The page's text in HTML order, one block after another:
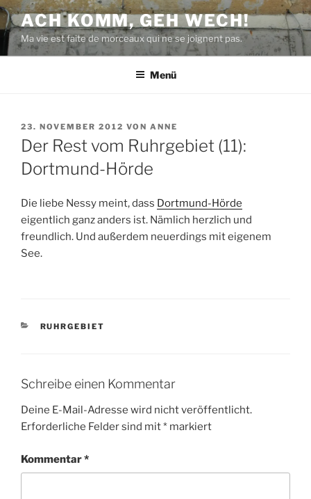
Zum
Inhalt
springen
ACH KOMM, GEH WECH!
Ma vie est faite de morceaux qui ne se joignent pas.
Menü
VERÖFFENTLICHT
AM
23. NOVEMBER 2012 VON ANNE
Der Rest vom Ruhrgebiet (11):
Dortmund-Hörde
Die liebe Nessy meint, dass Dortmund-Hörde
eigentlich ganz anders ist. Nämlich herzlich und
freundlich. Und außerdem neuerdings mit eigenem
See.
KATEGORIEN
RUHRGEBIET
Schreibe einen Kommentar
Deine E-Mail-Adresse wird nicht veröffentlicht.
Erforderliche Felder sind mit* markiert
Kommentar*